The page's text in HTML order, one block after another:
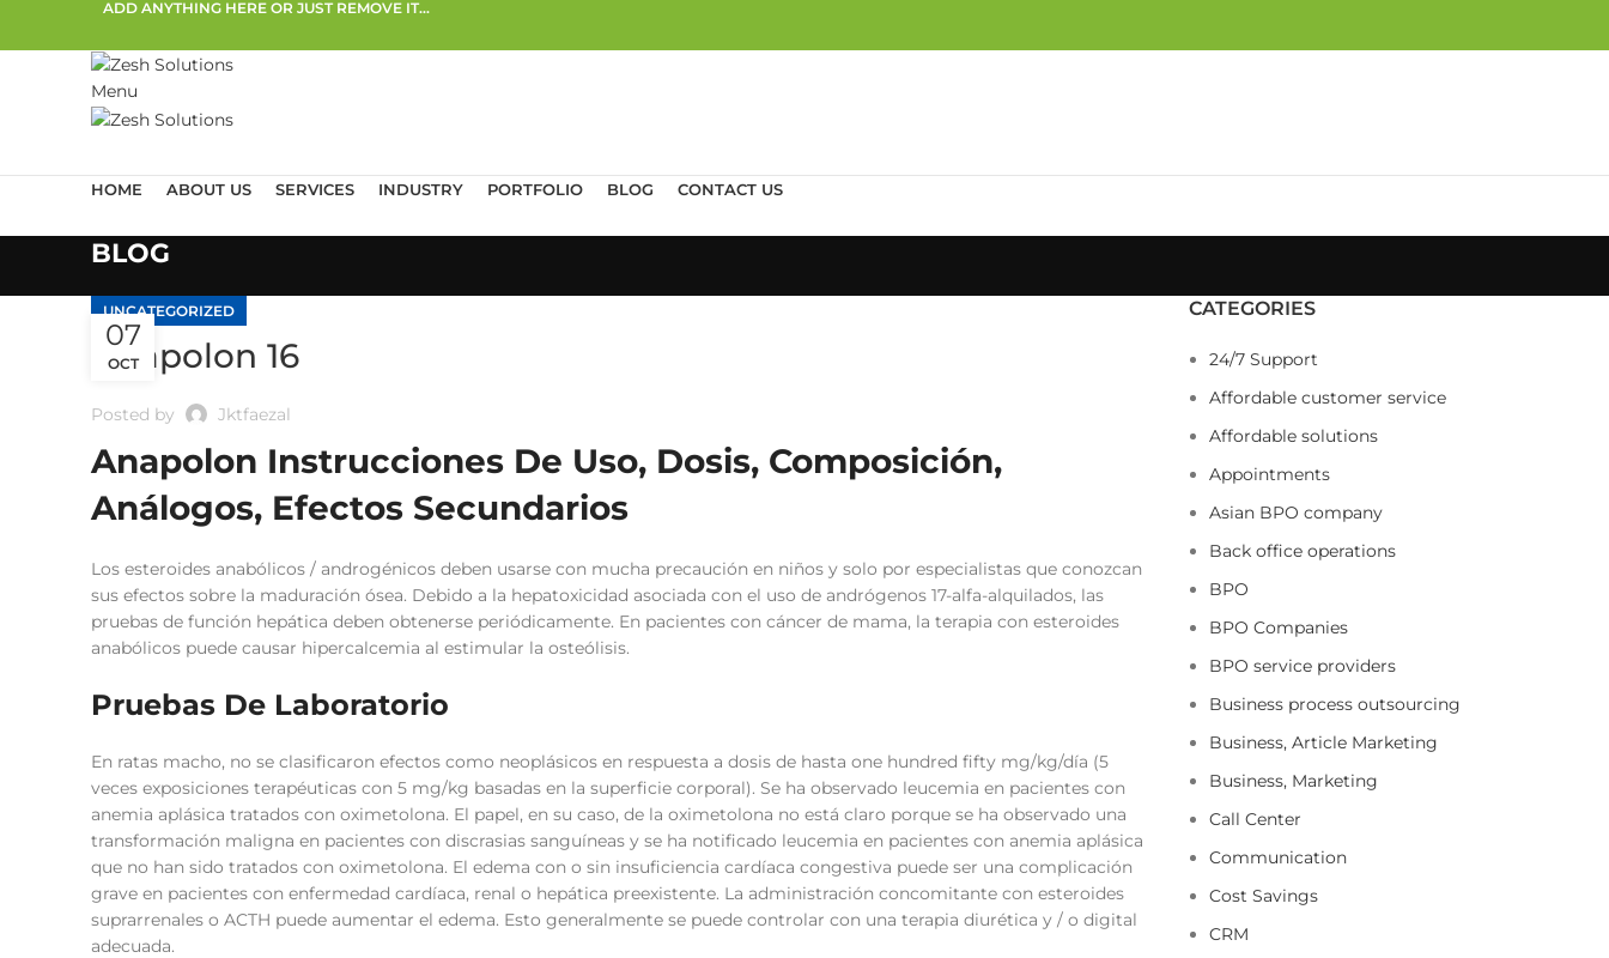
ADD ANYTHING HERE OR JUST REMOVE IT…
Menu
HOME ABOUT US SERVICES INDUSTRY PORTFOLIO BLOG CONTACT US
BLOG
UNCATEGORIZED
Anapolon 16
Posted by Jktfaezal
07
OCT
Anapolon Instrucciones De Uso, Dosis, Composición,
Análogos, Efectos Secundarios
Los esteroides anabólicos / androgénicos deben usarse con mucha precaución en niños y solo por especialistas que conozcan
sus efectos sobre la maduración ósea. Debido a la hepatoxicidad asociada con el uso de andrógenos 17-alfa-alquilados, las
pruebas de función hepática deben obtenerse periódicamente. En pacientes con cáncer de mama, la terapia con esteroides
anabólicos puede causar hipercalcemia al estimular la osteólisis.
Pruebas De Laboratorio
En ratas macho, no se clasificaron efectos como neoplásicos en respuesta a dosis de hasta one hundred fifty mg/kg/día (5
veces exposiciones terapéuticas con 5 mg/kg basadas en la superficie corporal). Se ha observado leucemia en pacientes con
anemia aplásica tratados con oximetolona. El papel, en su caso, de la oximetolona no está claro porque se ha observado una
transformación maligna en pacientes con discrasias sanguíneas y se ha notificado leucemia en pacientes con anemia aplásica
que no han sido tratados con oximetolona. El edema con o sin insuficiencia cardíaca congestiva puede ser una complicación
grave en pacientes con enfermedad cardíaca, renal o hepática preexistente. La administración concomitante con esteroides
suprarrenales o ACTH puede aumentar el edema. Esto generalmente se puede controlar con una terapia diurética y / o digital
adecuada.
CATEGORIES
24/7 Support
Affordable customer service
Affordable solutions
Appointments
Asian BPO company
Back office operations
BPO
BPO Companies
BPO service providers
Business process outsourcing
Business, Article Marketing
Business, Marketing
Call Center
Communication
Cost Savings
CRM